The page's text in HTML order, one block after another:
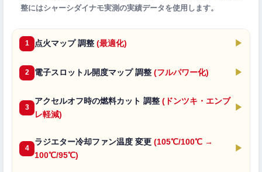
整にはシャーシダイナモ実測の実績データを使用します。
1 点火マップ 調整 (最適化) ▶
2 電子スロットル開度マップ 調整 (フルパワー化) ▶
3
アクセルオフ時の燃料カット 調整 (ドンツキ・エンブ
レ軽減)
▶
4
ラジエター冷却ファン温度 変更 (105℃/100℃ →
100℃/95℃)
▶